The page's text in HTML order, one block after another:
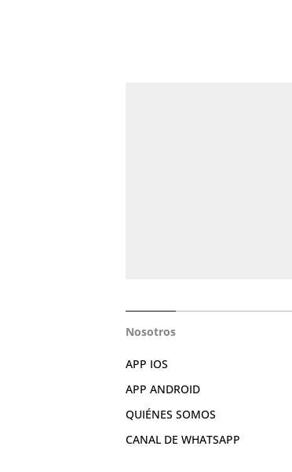
Nosotros
APP IOS
APP ANDROID
QUIÉNES SOMOS
CANAL DE WHATSAPP